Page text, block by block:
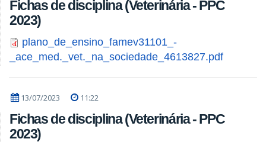
Fichas de disciplina (Veterinária - PPC
2023)
plano_de_ensino_famev31101_-
_ace_med._vet._na_sociedade_4613827.pdf
13/07/2023 11:22
Fichas de disciplina (Veterinária - PPC
2023)